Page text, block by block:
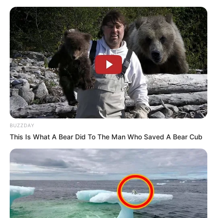
BUZZDAY
This Is What A Bear Did To The Man Who Saved A Bear Cub